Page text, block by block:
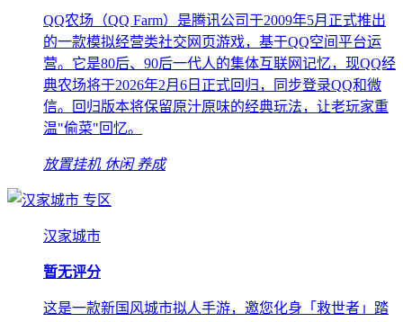
QQ农场（QQ Farm）是腾讯公司于2009年5月正式推出
的一款模拟经营类社交网页游戏，基于QQ空间平台运
营。它是80后、90后一代人的集体互联网记忆，现QQ经
典农场将于2026年2月6日正式回归，同步登录QQ和微
信。回归版本将保留原汁原味的经典玩法，让老玩家重
温"偷菜"回忆。
放置挂机 休闲 养成
专区
汉家城市
暂无评分
这是一款新国风城市拟人手游，邀您化身「救世者」踏